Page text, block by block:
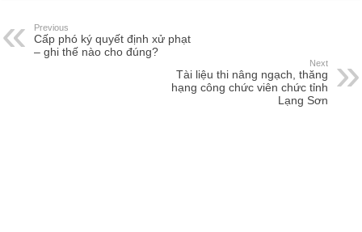
Previous
Cấp phó ký quyết định xử phạt
– ghi thế nào cho đúng?
Next
Tài liệu thi nâng ngạch, thăng
hạng công chức viên chức tỉnh
Lạng Sơn